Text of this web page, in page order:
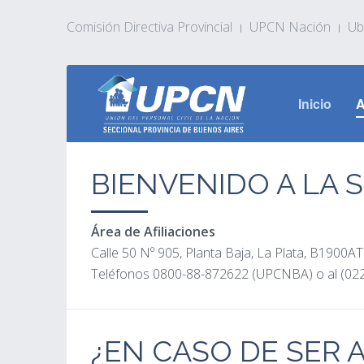
Comisión Directiva Provincial UPCN Nación
Inicio
BIENVENIDO A LA
Área de Afiliaciones
Calle 50 Nº 905, Planta Baja, La Plata,
Teléfonos 0800-88-872622 (UPCNBA) o al
¿EN CASO DE SER